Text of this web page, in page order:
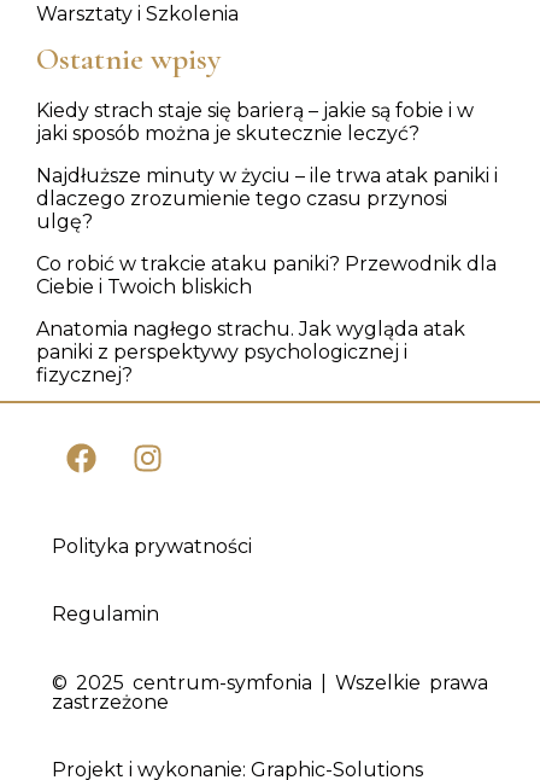
Warsztaty i Szkolenia
Ostatnie wpisy
Kiedy strach staje się barierą – jakie są fobie i w
jaki sposób można je skutecznie leczyć?
Najdłuższe minuty w życiu – ile trwa atak paniki i
dlaczego zrozumienie tego czasu przynosi
ulgę?
Co robić w trakcie ataku paniki? Przewodnik dla
Ciebie i Twoich bliskich
Anatomia nagłego strachu. Jak wygląda atak
paniki z perspektywy psychologicznej i
fizycznej?
Polityka prywatności
Regulamin
© 2025 centrum-symfonia | Wszelkie prawa
zastrzeżone
Projekt i wykonanie: Graphic-Solutions